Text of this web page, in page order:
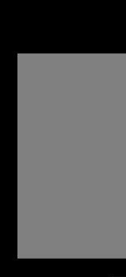
关于M+藏